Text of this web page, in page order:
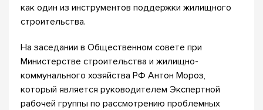
как один из инструментов поддержки жилищного
строительства.
На заседании в Общественном совете при
Министерстве строительства и жилищно-
коммунального хозяйства РФ Антон Мороз,
который является руководителем Экспертной
рабочей группы по рассмотрению проблемных